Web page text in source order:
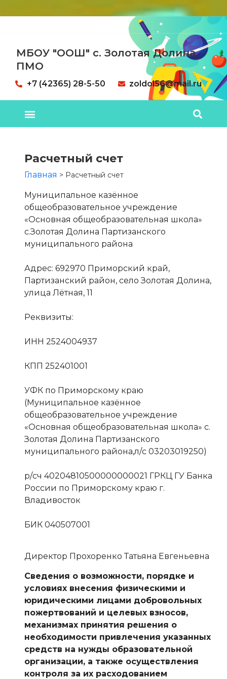
МБОУ "ООШ" с. Золотая Долина
ПМО
+7 (42365) 28-5-50 zoldol56@mail.ru
Расчетный счет
Главная > Расчетный счет
Муниципальное казённое
общеобразовательное учреждение
«Основная общеобразовательная школа»
с.Золотая Долина Партизанского
муниципального района
Адрес: 692970 Приморский край,
Партизанский район, село Золотая Долина,
улица Лётная, 11
Реквизиты:
ИНН 2524004937
КПП 252401001
УФК по Приморскому краю
(Муниципальное казённое
общеобразовательное учреждение
«Основная общеобразовательная школа» с.
Золотая Долина Партизанского
муниципального района,л/с 03203019250)
р/сч 40204810500000000021 ГРКЦ ГУ Банка
России по Приморскому краю г.
Владивосток
БИК 040507001
Директор Прохоренко Татьяна Евгеньевна
Сведения о возможности, порядке и
условиях внесения физическими и
юридическими лицами добровольных
пожертвований и целевых взносов,
механизмах принятия решения о
необходимости привлечения указанных
средств на нужды образовательной
организации, а также осуществления
контроля за их расходованием